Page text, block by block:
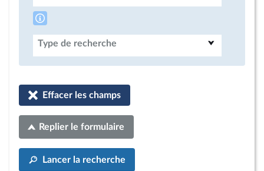
Type de recherche
Effacer les champs
Replier le formulaire
Lancer la recherche